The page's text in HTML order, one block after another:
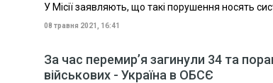
У Місії заявляють, що такі порушення носять
08 травня 2021, 16:41
За час перемир’я загинули 34 та
військових - Україна в ОБСЄ